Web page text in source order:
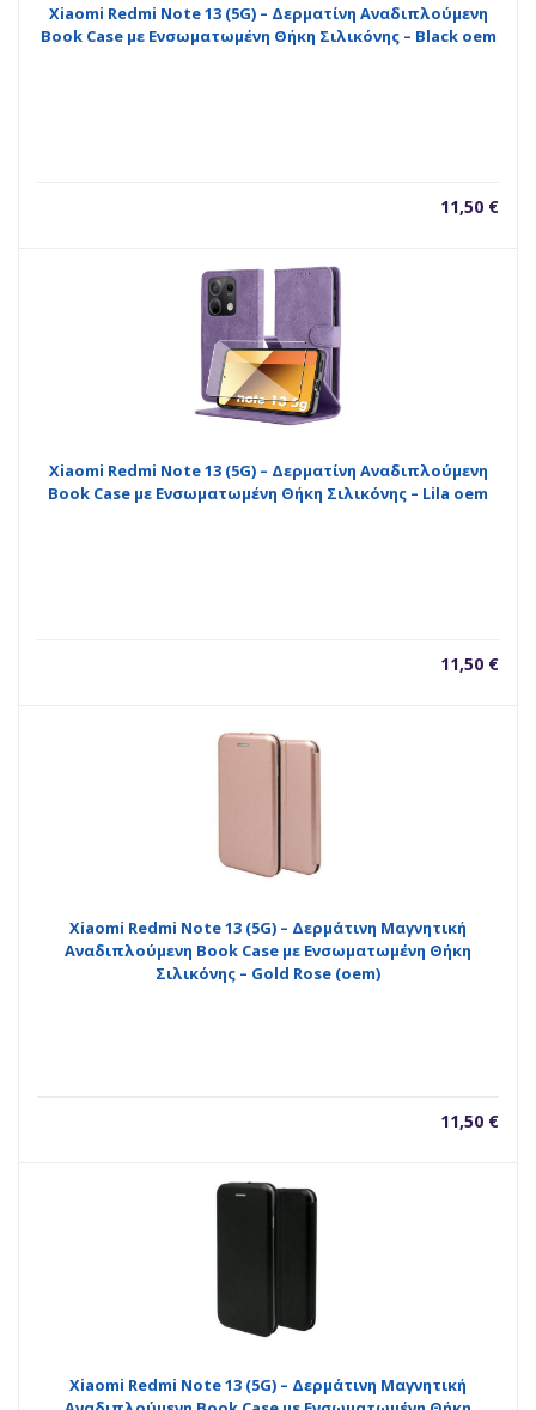
Xiaomi Redmi Note 13 (5G) – Δερματίνη Αναδιπλούμενη
Book Case με Ενσωματωμένη Θήκη Σιλικόνης – Black oem
11,50 €
Xiaomi Redmi Note 13 (5G) – Δερματίνη Αναδιπλούμενη
Book Case με Ενσωματωμένη Θήκη Σιλικόνης – Lila oem
11,50 €
Xiaomi Redmi Note 13 (5G) – Δερμάτινη Μαγνητική
Αναδιπλούμενη Book Case με Ενσωματωμένη Θήκη
Σιλικόνης – Gold Rose (oem)
11,50 €
Xiaomi Redmi Note 13 (5G) – Δερμάτινη Μαγνητική